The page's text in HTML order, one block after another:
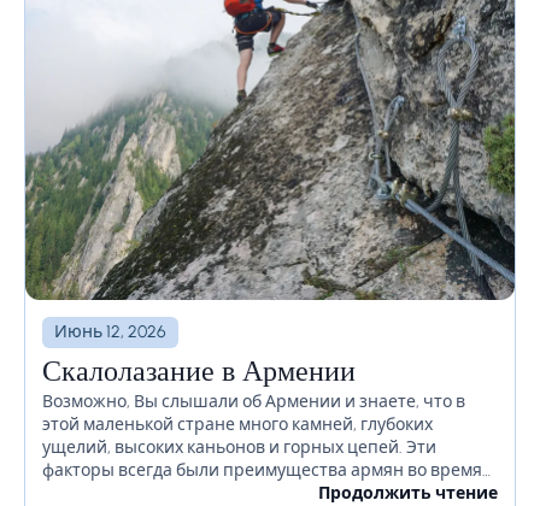
Июнь 12, 2026
Скалолазание в Армении
Возможно, Вы слышали об Армении и знаете, что в
этой маленькой стране много камней, глубоких
ущелий, высоких каньонов и горных цепей. Эти
факторы всегда были преимущества армян во время
войн и в различных ситуациях, делая вторжения...
Продолжить чтение